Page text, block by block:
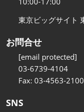
東京ビッグサイト
お問合せ
[email protected]
03-6739-4104
Fax: 03-4563-2100
SNS